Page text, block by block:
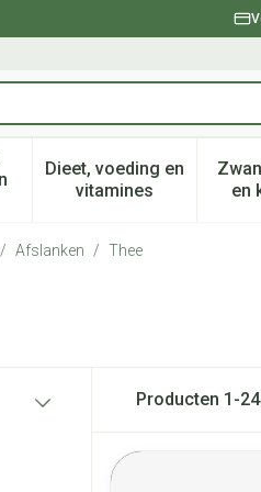
voor Schoonheid,
Dieet, voeding en
vitaminesToon submenuen
/ Afslanken / Thee
Producten 1 -24